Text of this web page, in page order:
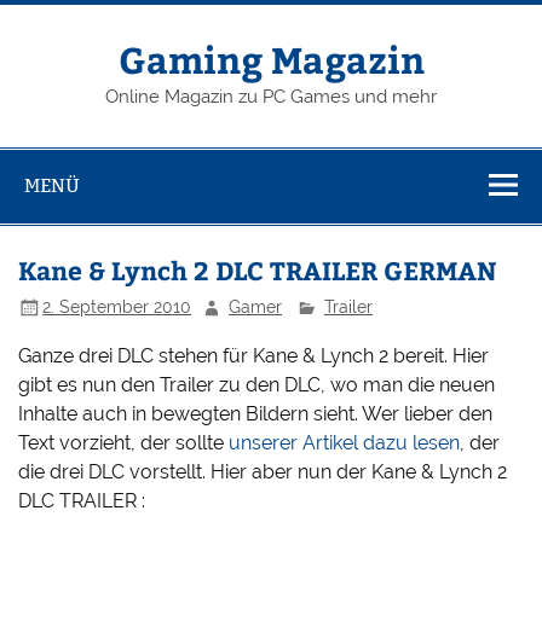
Zum
Gaming Magazin
Online Magazin zu PC Games und mehr
MENÜ
Kane & Lynch 2 DLC TRAILER GERMAN
2. September 2010 Gamer Trailer
Ganze drei DLC stehen für Kane & Lynch 2 bereit. Hier
gibt es nun den Trailer zu den DLC, wo man die neuen
Inhalte auch in bewegten Bildern sieht. Wer lieber den
Text vorzieht, der sollte unserer Artikel dazu lesen, der
die drei DLC vorstellt. Hier aber nun der Kane & Lynch 2
DLC TRAILER :